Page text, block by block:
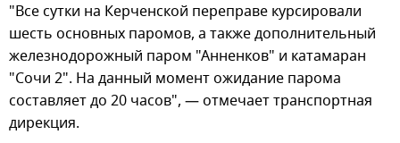
"Все сутки на Керченской переправе курсировали
шесть основных паромов, а также дополнительный
железнодорожный паром "Анненков" и катамаран
"Сочи 2". На данный момент ожидание парома
составляет до 20 часов", — отмечает транспортная
дирекция.